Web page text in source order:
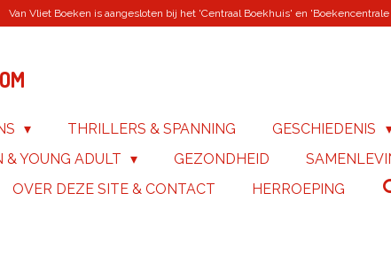
Van Vliet Boeken is aangesloten bij het 'Centraal Boekhuis' en
THRILLERS & SPANNING GESCHIEDENIS
& YOUNG ADULT GEZONDHEID
OVER DEZE SITE & CONTACT HERROEPING